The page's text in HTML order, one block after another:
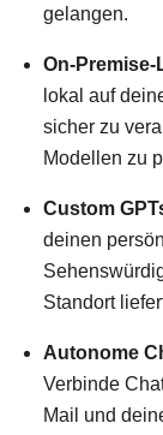
gelangen.
On-Premise-
lokal auf
sicher zu
Modellen zu
Custom
deinen
Standort
Autonome
Verbinde
Mail und